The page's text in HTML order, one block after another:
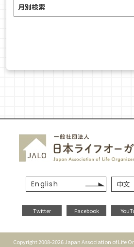
English 中文
Twitter Facebook
Copyright 2008-2026 Japan Association of Life